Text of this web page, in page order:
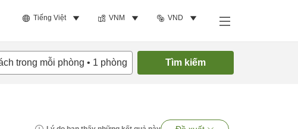
Tiếng Việt VNM VND
trong mỗi phòng • 1 phòng Tìm kiếm